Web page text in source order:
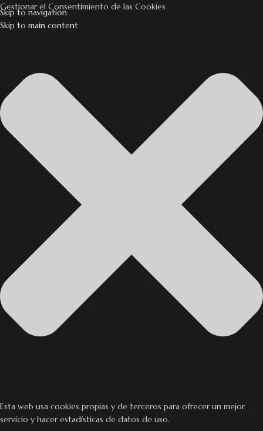
Gestionar el Consentimiento de las Cookies
Esta web usa cookies propias y de terceros para ofrecer un mejor
servicio y hacer estadísticas de datos de uso.
Skip to navigation
Skip to main content